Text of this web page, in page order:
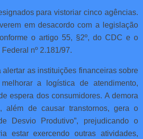
para vistoriar cinco agências.
em desacordo com a legislação
o artigo 55, §2º, do CDC e o
nº 2.181/97.
as instituições financeiras sobre
a logística de atendimento,
espera dos consumidores. A demora
além de causar transtornos, gera o
Desvio Produtivo”, prejudicando o
estar exercendo outras atividades,